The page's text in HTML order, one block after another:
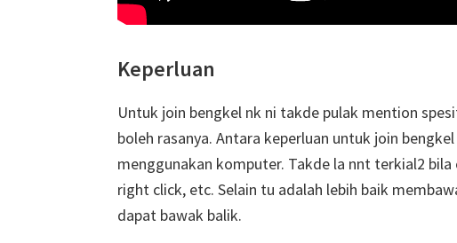
Keperluan
Untuk join bengkel nk ni takde pulak mention
boleh rasanya. Antara keperluan untuk join
menggunakan komputer. Takde la nnt terkial2
right click, etc. Selain tu adalah lebih baik
dapat bawak balik.